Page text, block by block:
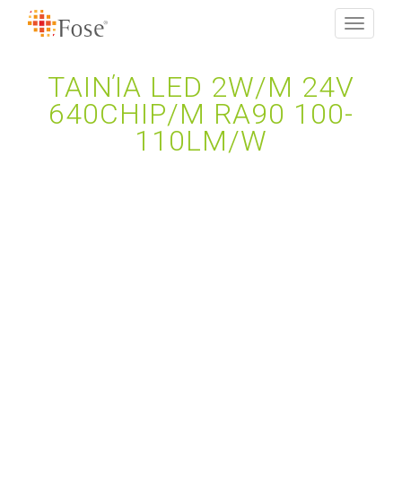
Toggle
ΤΑΙΝΊΑ LED 2W/M 24V
640CHIP/M RA90 100-
110LM/W